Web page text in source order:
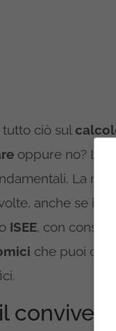
ciò sul
oppure no? La
La
anche se il
ISEE, con
che puoi